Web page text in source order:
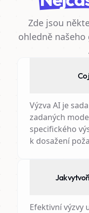
Zde jsou
ohledně našeho
Co
Výzva AI je
zadaných
specifického
k dosažení
Jak
Efektivní výzvy